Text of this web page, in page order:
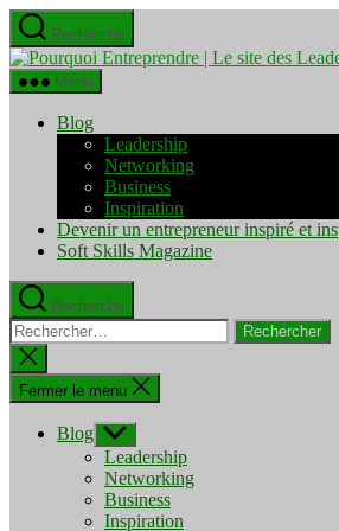
Aller
au
contenu
Recherche
Menu
Blog
Leadership
Networking
Business
Inspiration
Devenir un entrepreneur inspiré et
Soft Skills Magazine
Recherche
Rechercher :
Fermer
la
recherche
Fermer le menu
Blog Afficher
le
sous-
menu
Leadership
Networking
Business
Inspiration